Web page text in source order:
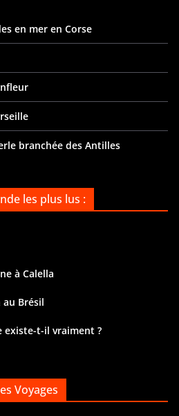
en mer en Corse
branchée des Antilles
les plus lus :
à Calella
au Brésil
existe-t-il vraiment ?
Voyages